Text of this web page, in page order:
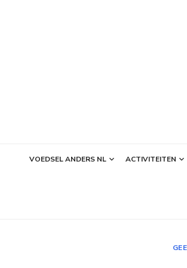
VOEDSEL ANDERS NL ACTIVITEITEN